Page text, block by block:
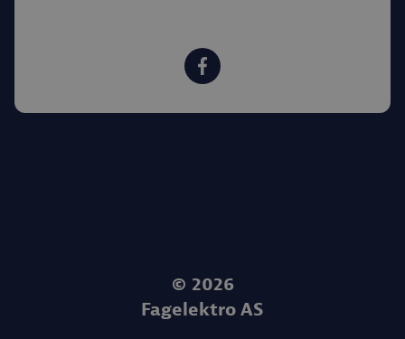
© 2026
Fagelektro AS